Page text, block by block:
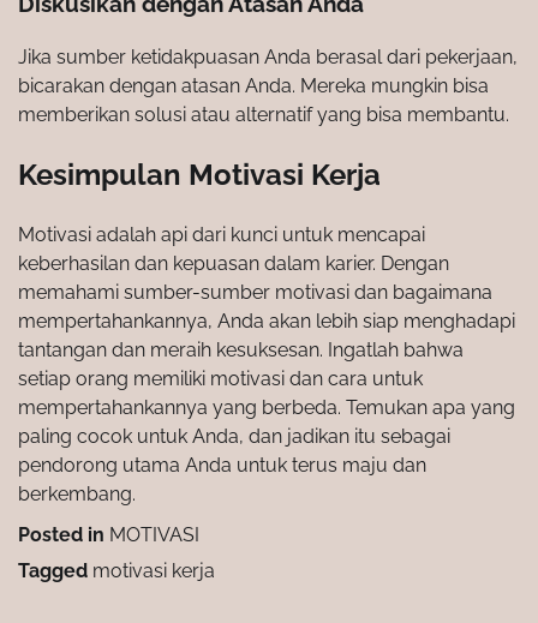
Jika sumber ketidakpuasan Anda berasal dari pekerjaan,
bicarakan dengan atasan Anda. Mereka mungkin bisa
memberikan solusi atau alternatif yang bisa membantu.
Kesimpulan Motivasi Kerja
Motivasi adalah api dari kunci untuk mencapai
keberhasilan dan kepuasan dalam karier. Dengan
memahami sumber-sumber motivasi dan bagaimana
mempertahankannya, Anda akan lebih siap menghadapi
tantangan dan meraih kesuksesan. Ingatlah bahwa
setiap orang memiliki motivasi dan cara untuk
mempertahankannya yang berbeda. Temukan apa yang
paling cocok untuk Anda, dan jadikan itu sebagai
pendorong utama Anda untuk terus maju dan
berkembang.
Posted in MOTIVASI
Tagged motivasi kerja